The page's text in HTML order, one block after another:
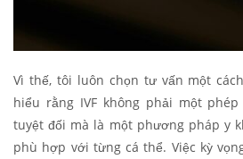
Vì thế, tôi luôn chọn tư vấn một
hiểu rằng IVF không phải một
tuyệt đối mà là một phương pháp y
phù hợp với từng cá thể. Việc kỳ